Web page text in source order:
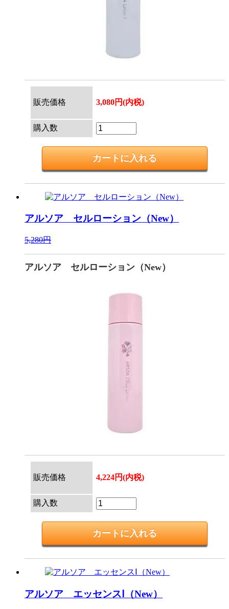
販売価格 3,080円(内税)
購入数
アルソア セルローション（New）
5,280円
アルソア セルローション（New）
販売価格 4,224円(内税)
購入数
アルソア エッセンスⅠ（New）